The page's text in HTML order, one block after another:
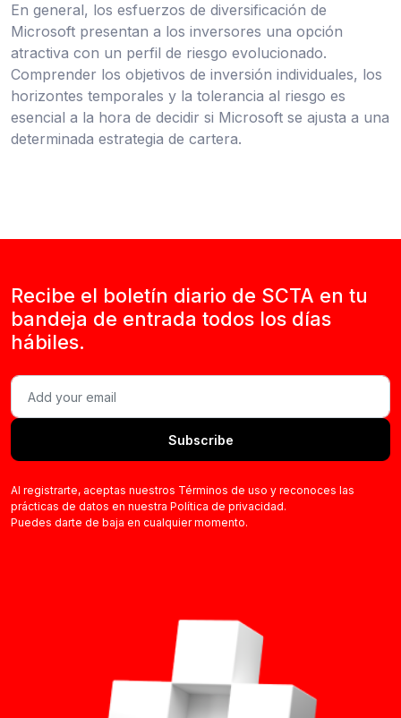
En general, los esfuerzos de diversificación de
Microsoft presentan a los inversores una opción
atractiva con un perfil de riesgo evolucionado.
Comprender los objetivos de inversión individuales, los
horizontes temporales y la tolerancia al riesgo es
esencial a la hora de decidir si Microsoft se ajusta a una
determinada estrategia de cartera.
Recibe el boletín diario de SCTA en tu
bandeja de entrada todos los días
hábiles.
Subscribe
Al registrarte, aceptas nuestros Términos de uso y reconoces las
prácticas de datos en nuestra Política de privacidad.
Puedes darte de baja en cualquier momento.